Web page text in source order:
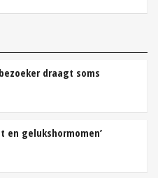
draagt soms
en gelukshormomen’